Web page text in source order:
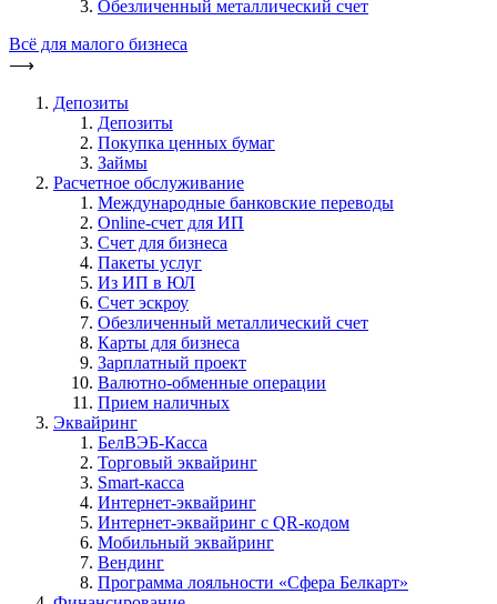
Обезличенный металлический счет
Всё для малого бизнеса
⟶
Депозиты
Депозиты
Покупка ценных бумаг
Займы
Расчетное обслуживание
Международные банковские переводы
Online-счет для ИП
Счет для бизнеса
Пакеты услуг
Из ИП в ЮЛ
Счет эскроу
Обезличенный металлический счет
Карты для бизнеса
Зарплатный проект
Валютно-обменные операции
Прием наличных
Эквайринг
БелВЭБ-Касса
Торговый эквайринг
Smart-касса
Интернет-эквайринг
Интернет-эквайринг с QR-кодом
Мобильный эквайринг
Вендинг
Программа лояльности «Сфера Белкарт»